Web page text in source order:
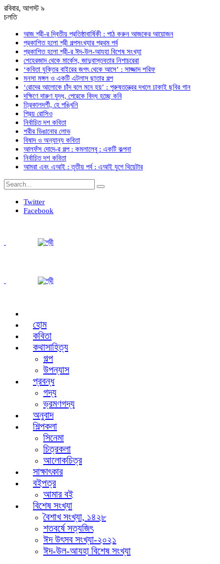
রবিবার, আগস্ট ৯
চলতি
আজ শ্রী-র দ্বিতীয় প্রতিষ্ঠাবার্ষিকী : পাঠ করুন আজকের আয়োজন
প্রকাশিত হলো শ্রী গল্পসংখ্যার প্রথম পর্ব
প্রকাশিত হলো শ্রী-র ঈদ-উল-আযহা বিশেষ সংখ্যা
শেহেরজাদ থেকে মার্কেস, জাদুবাস্তবতার নিশাচরেরা
‘কবিতা যুক্তির বাইরের জগৎ থেকে আসে’ : সাজ্জাদ শরিফ
মনসা মঙ্গল ও একটি এটলাস ছাতার গল্প
‘রোদের আলোকে চাঁদ বলে মনে হয়’ : পুরুষতন্ত্রের দখলে ঢাকাই ছবির গান
দক্ষিণে দারুণ যুদ্ধ, পেরেকে বিদ্ধ হচ্ছে কবি
ত্রিকালদর্শী, হে পঙ্খিনি
প্রিয় রোসিও
নির্বাচিত দশ কবিতা
শরীর ডিঙানোর লোভ
বিষাদ ও অন্যান্য কবিতা
আলফঁস দোদে-র গল্প : কমলালেবু : একটি কল্পনা
নির্বাচিত দশ কবিতা
আমরা এবং এআই : তৃতীয় পর্ব : এআই যুগে থিয়েটার
Twitter
Facebook
হোম
কবিতা
কথাসাহিত্য
গল্প
উপন্যাস
প্রবন্ধ
গদ্য
ভ্রমণগদ্য
অনুবাদ
শিল্পকলা
সিনেমা
চিত্রকলা
আলোকচিত্র
সাক্ষাৎকার
বইপত্র
আমার বই
বিশেষ সংখ্যা
বৈশাখ সংখ্যা, ১৪২৮
শতবর্ষে সত্যজিৎ
ঈদ উৎসব সংখ্যা-২০২১
ঈদ-উল-আযহা বিশেষ সংখ্যা